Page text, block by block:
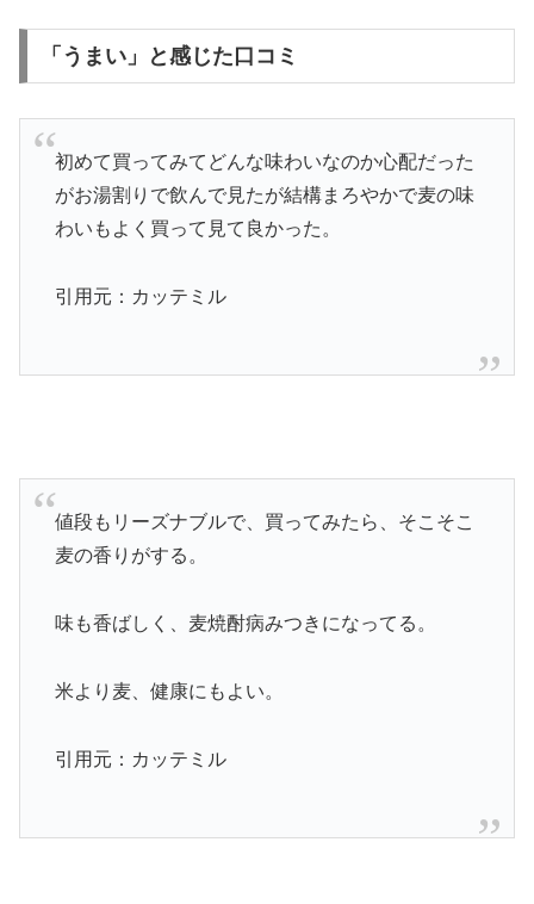
「うまい」と感じた口コミ
初めて買ってみてどんな味わいなのか心配だった
がお湯割りで飲んで見たが結構まろやかで麦の味
わいもよく買って見て良かった。
引用元：カッテミル
値段もリーズナブルで、買ってみたら、そこそこ
麦の香りがする。
味も香ばしく、麦焼酎病みつきになってる。
米より麦、健康にもよい。
引用元：カッテミル